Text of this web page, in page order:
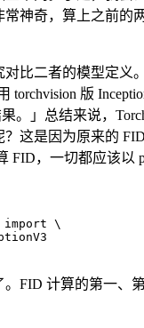
神奇，算上之前的
比二者的模型定义
torchvision 版
。」总结来说，
这是因为原来的
FID，一切都应该
import \
FID 计算的第一、